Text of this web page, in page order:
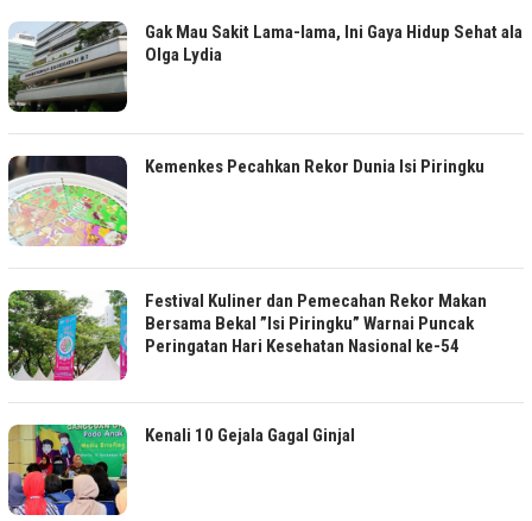
Gak Mau Sakit Lama-lama, Ini Gaya Hidup Sehat ala
Olga Lydia
Kemenkes Pecahkan Rekor Dunia Isi Piringku
Festival Kuliner dan Pemecahan Rekor Makan
Bersama Bekal ”Isi Piringku” Warnai Puncak
Peringatan Hari Kesehatan Nasional ke-54
Kenali 10 Gejala Gagal Ginjal